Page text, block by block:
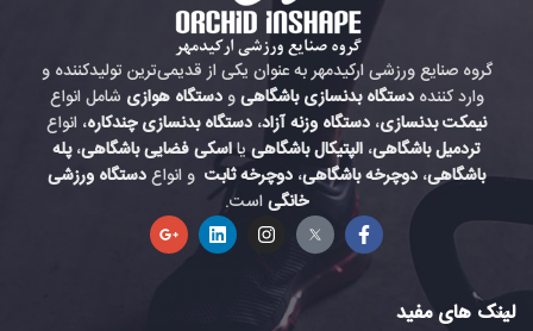
گروه صنایع ورزشی ارکیدمهر به عنوان یکی از قدیمی‌ترین تولیدکننده و
وارد کنندهدستگاه بدنسازی باشگاهیودستگاه هوازی شامل انواع
نیمکت بدنسازی، دستگاه وزنه آزاد، دستگاه بدنسازی چندکاره، انواع
تردمیل باشگاهی، الپتیکال باشگاهی یااسکی فضایی باشگاهی،پله
باشگاهی، دوچرخه باشگاهی، دوچرخه ثابت و انواعدستگاه ورزشی
خانگیاست.
لینک های مفید